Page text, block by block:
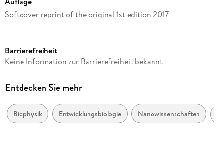
Softcover reprint of the original 1st edition 2017
Reihe
Autor/Autorin
Verlag/Hersteller
Springer International Publishing
Barrierefreiheit
Keine Information zur Barrierefreiheit bekannt
Entdecken Sie mehr
Biophysik Entwicklungsbiologie
Nanowissenschaften